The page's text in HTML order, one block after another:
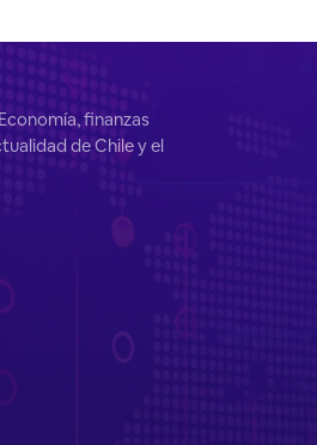
finanzas
de Chile y el